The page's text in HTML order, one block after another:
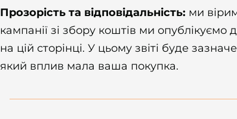
Прозорість та відповідальність: ми
кампанії зі збору коштів ми
на цій сторінці. У цьому звіті буде
який вплив мала ваша покупка.